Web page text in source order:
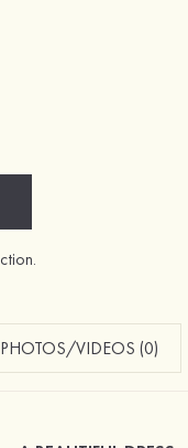
PHOTOS/VIDEOS (0)